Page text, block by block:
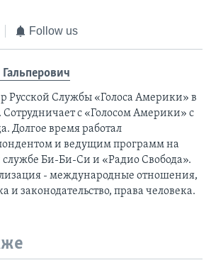
Follow us
Русской Службы «Голоса Америки» в
с «Голосом Америки» с
Долгое время работал
и ведущим программ на
службе Би-Би-Си и «Радио Свобода».
- международные отношения,
и законодательство, права человека.